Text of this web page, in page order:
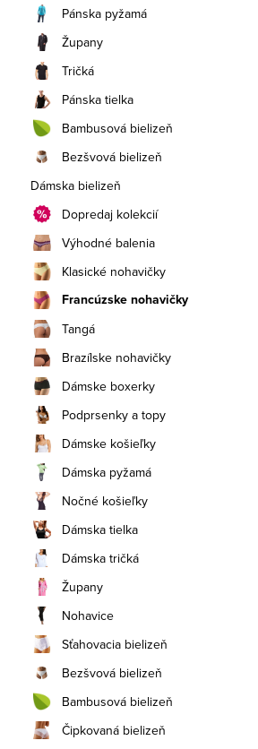
a
n
e
l
Pánska pyžamá
Župany
Tričká
Pánska tielka
Bambusová bielizeň
Bezšvová bielizeň
Dámska bielizeň
Dopredaj kolekcií
Výhodné balenia
Klasické nohavičky
Francúzske nohavičky
Tangá
Brazílske nohavičky
Dámske boxerky
Podprsenky a topy
Dámske košieľky
Dámska pyžamá
Nočné košieľky
Dámska tielka
Dámska tričká
Župany
Nohavice
Sťahovacia bielizeň
Bezšvová bielizeň
Bambusová bielizeň
Čipkovaná bielizeň